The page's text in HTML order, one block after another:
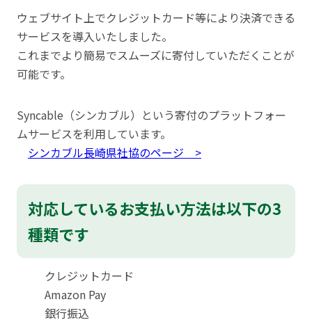
ウェブサイト上でクレジットカード等により決済できる
サービスを導入いたしました。
これまでより簡易でスムーズに寄付していただくことが
可能です。
Syncable（シンカブル）という寄付のプラットフォー
ムサービスを利用しています。
シンカブル長崎県社協のページ >
対応しているお支払い方法は以下の3
種類です
クレジットカード
Amazon Pay
銀行振込